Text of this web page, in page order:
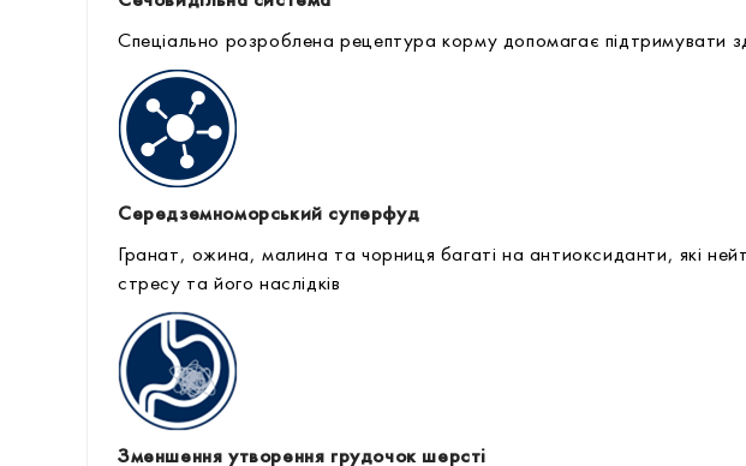
Спеціально розроблена рецептура корму допомагає підтримувати
Середземноморський суперфуд
Гранат, ожина, малина та чорниця багаті на антиоксиданти, які
стресу та його наслідків
Зменшення утворення грудочок шерсті